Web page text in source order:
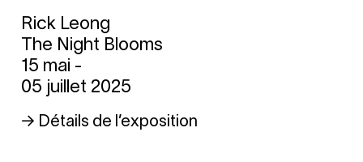
Rick Leong
The Night Blooms
15 mai -
05 juillet 2025
→ Détails de l’exposition